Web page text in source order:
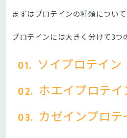
まずはプロテインの種類につい
プロテインには大きく分けて3つ
ソイプロテイン
ホエイプロテイ
カゼインプロテ